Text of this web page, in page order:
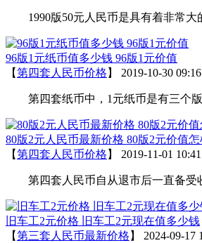
1990版50元人民币是具有着非常大
96版1元纸币值多少钱 96版1元价值
【第四套人民币价格 】 2019-10-30
第四套纸币中，1元纸币是有三个版
80版2元人民币最新价格 80版2元价值
【第四套人民币价格 】 2019-11-01
第四套人民币自从退市后一直备受收
旧车工2元价格 旧车工2元现在值多少钱
【第三套人民币最新价格 】 2024-09-17